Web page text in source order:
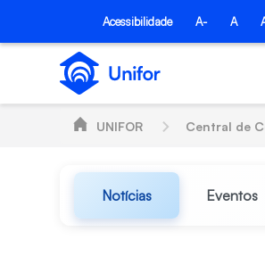
Pular para o Conteúdo principal
Acessibilidade A- A
UNIFOR Central de
Notícias Eventos